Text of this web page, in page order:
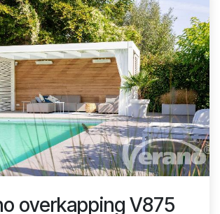
overkapping V875